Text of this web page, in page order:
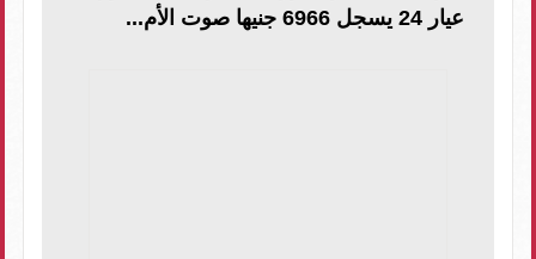
عيار 24 يسجل 6966 جنيها صوت الأم...